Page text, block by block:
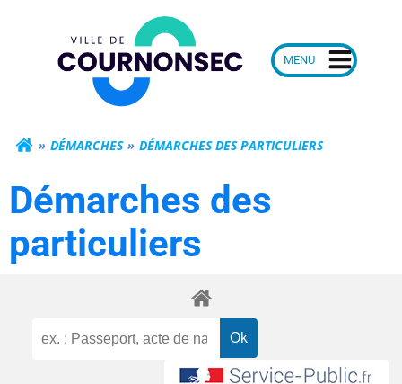
Mairie de
DÉMARCHES DÉMARCHES DES PARTICULIERS
Démarches des
particuliers